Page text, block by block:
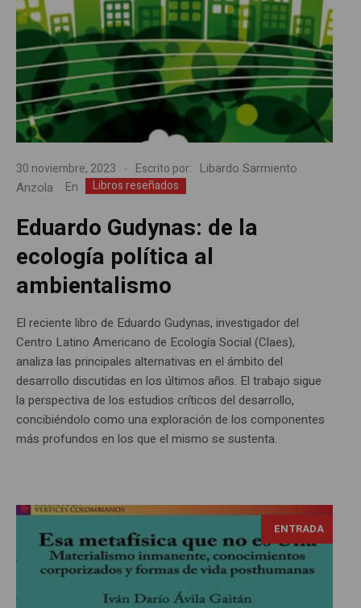
30 noviembre, 2023 Escrito por: Libardo Sarmiento
Anzola
En Libros reseñados
Eduardo Gudynas: de la
ecología política al
ambientalismo
El reciente libro de Eduardo Gudynas, investigador del
Centro Latino Americano de Ecología Social (Claes),
analiza las principales alternativas en el ámbito del
desarrollo discutidas en los últimos años. El trabajo sigue
la perspectiva de los estudios críticos del desarrollo,
concibiéndolo como una exploración de los componentes
más profundos en los que el mismo se sustenta.
ENTRADA